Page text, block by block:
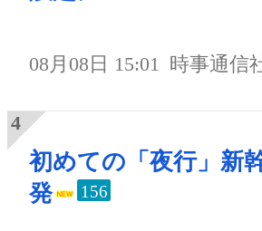
08月08日 15:01 時事通信
初めての「夜行」新
発
156